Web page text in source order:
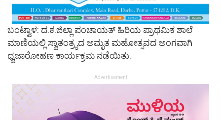
ಬಂಟ್ವಾಳ: ದ.ಕ.ಜಿಲ್ಲಾ ಪಂಚಾಯತ್ ಹಿರಿಯ ಪ್ರಾಥಮಿಕ ಶಾಲೆ
ಮಾಣಿಯಲ್ಲಿ ಸ್ವಾತಂತ್ರ್ಯದ ಅಮೃತ ಮಹೋತ್ಸವದ ಅಂಗವಾಗಿ
ಧ್ವಜಾರೋಹಣ ಕಾರ್ಯಕ್ರಮ ನಡೆಯಿತು.
Advertisement